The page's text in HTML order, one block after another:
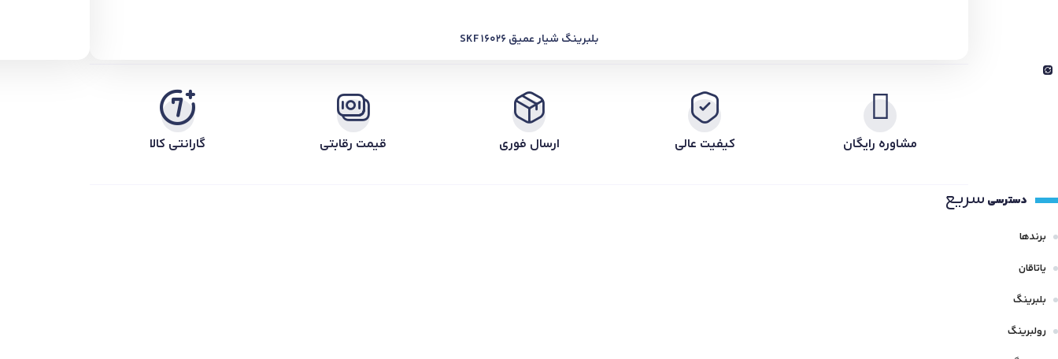
بلبرینگ شیار عمیق SKF 16026
مشاوره رایگان کیفیت عالی ارسال فوری قیمت رقابتی گارانتی کالا
دسترسی سریع
برندها
یاتاقان
بلبرینگ
رولبرینگ